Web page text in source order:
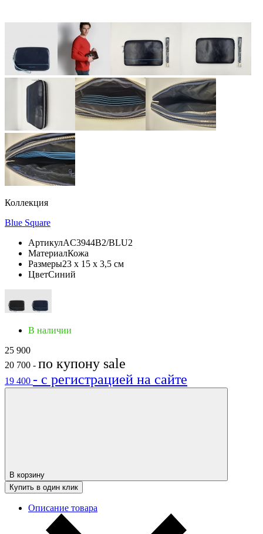
Коллекция
Blue Square
АртикулAC3944B2/BLU2
МатериалКожа
Размеры23 x 15 x 3,5 см
ЦветСиний
В наличии
25 900
20 700 - по купону sale
19 400 - с регистрацией на сайте
В корзину
Купить в один клик
Описание товара